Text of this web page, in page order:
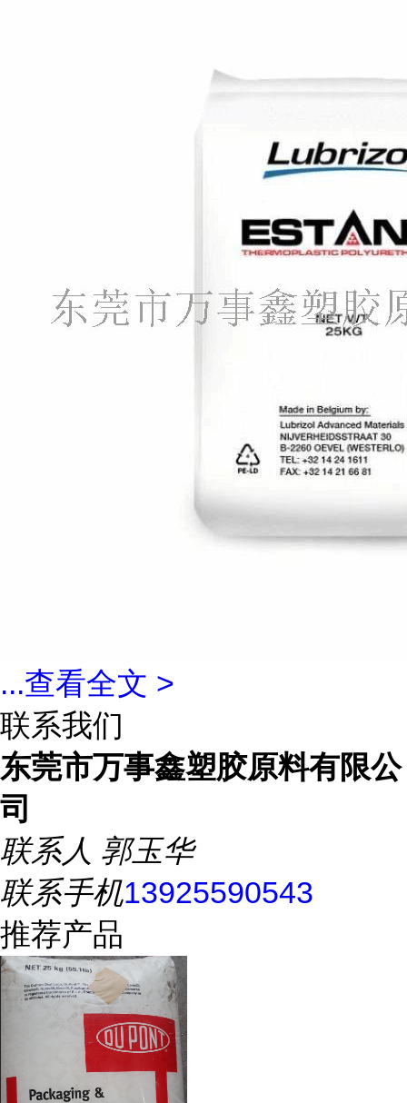
...查看全文 >
联系我们
东莞市万事鑫塑胶原料有限公
司
联系人 郭玉华
联系手机13925590543
推荐产品